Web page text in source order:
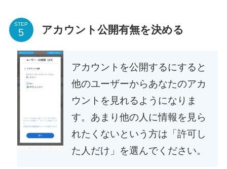
STEP アカウント公開有無を決める
アカウントを公開するにすると
他のユーザーからあなたのアカ
ウントを見れるようになりま
す。あまり他の人に情報を見ら
れたくないという方は「許可し
た人だけ」を選んでください。